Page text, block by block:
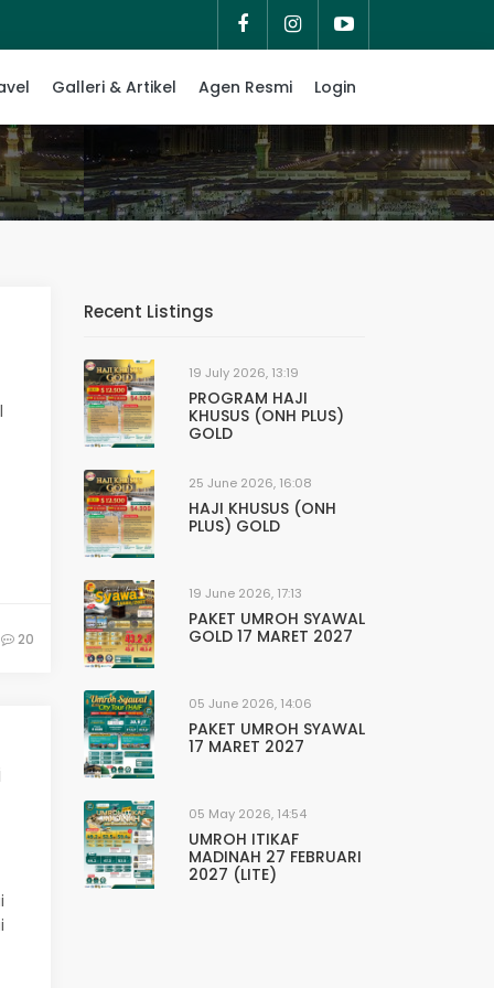
Galleri & Artikel Agen Resmi Login
20
Recent Listings
19 July 2026, 13:19
PROGRAM HAJI
KHUSUS (ONH PLUS)
GOLD
25 June 2026, 16:08
HAJI KHUSUS (ONH
PLUS) GOLD
19 June 2026, 17:13
PAKET UMROH SYAWAL
GOLD 17 MARET 2027
05 June 2026, 14:06
PAKET UMROH SYAWAL
17 MARET 2027
05 May 2026, 14:54
UMROH ITIKAF
MADINAH 27 FEBRUARI
2027 (LITE)